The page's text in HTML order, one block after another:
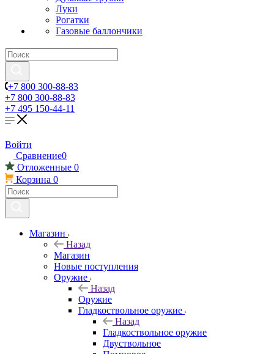
Луки
Рогатки
Газовые баллончики
+7 800 300-88-83
+7 800 300-88-83
+7 495 150-44-11
Войти
Сравнение0
Отложенные 0
Корзина 0
Магазин
Назад
Магазин
Новые поступления
Оружие
Назад
Оружие
Гладкоствольное оружие
Назад
Гладкоствольное оружие
Двуствольное